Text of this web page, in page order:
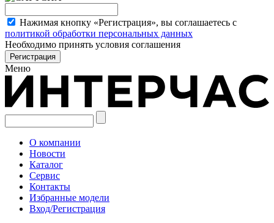
Нажимая кнопку «Регистрация», вы соглашаетесь с
политикой обработки персональных данных
Необходимо принять условия соглашения
Меню
О компании
Новости
Каталог
Сервис
Контакты
Избранные модели
Вход/Регистрация